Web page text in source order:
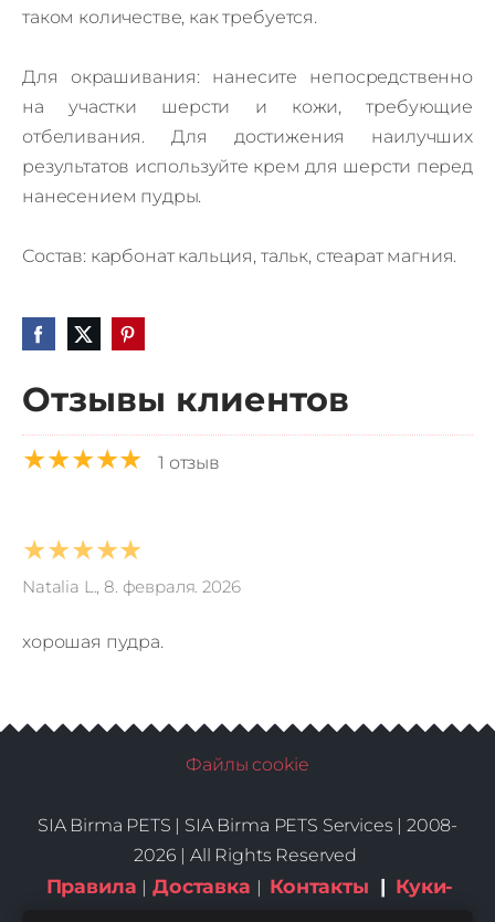
таком количестве, как требуется.
Для окрашивания: нанесите непосредственно
на участки шерсти и кожи, требующие
отбеливания. Для достижения наилучших
результатов используйте крем для шерсти перед
нанесением пудры.
Состав: карбонат кальция, тальк, стеарат магния.
Отзывы клиентов
★★★★★ 1 отзыв
★★★★★
Natalia L., 8. февраля. 2026
хорошая пудра.
Файлы cookie
SIA Birma PETS | SIA Birma PETS Services | 2008-
2026 | All Rights Reserved
Правила | Доставка | Контакты | Куки-